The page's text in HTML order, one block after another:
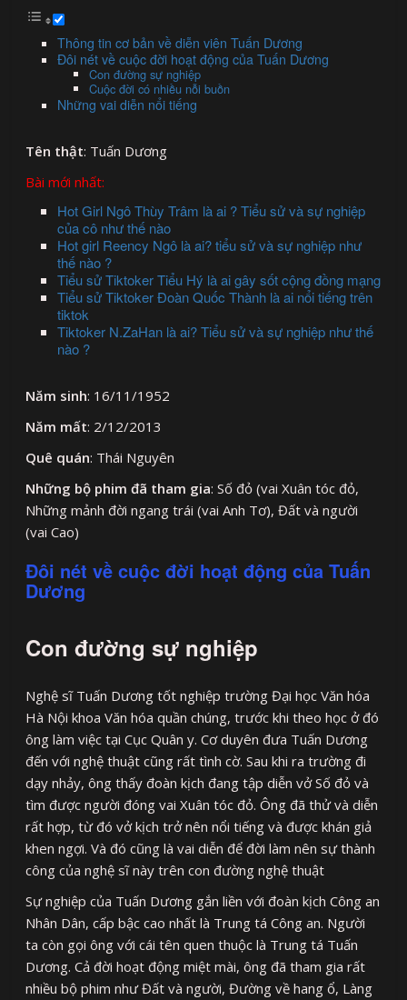
Thông tin cơ bản về diễn viên Tuấn Dương
Đôi nét về cuộc đời hoạt động của Tuấn Dương
Con đường sự nghiệp
Cuộc đời có nhiều nỗi buồn
Những vai diễn nổi tiếng
Tên thật: Tuấn Dương
Bài mới nhất:
Hot Girl Ngô Thùy Trâm là ai ? Tiểu sử và sự nghiệp
của cô như thế nào
Hot girl Reency Ngô là ai? tiểu sử và sự nghiệp như
thế nào ?
Tiểu sử Tiktoker Tiểu Hý là ai gây sốt cộng đồng mạng
Tiểu sử Tiktoker Đoàn Quốc Thành là ai nổi tiếng trên
tiktok
Tiktoker N.ZaHan là ai? Tiểu sử và sự nghiệp như thế
nào ?
Năm sinh: 16/11/1952
Năm mất: 2/12/2013
Quê quán: Thái Nguyên
Những bộ phim đã tham gia: Số đỏ (vai Xuân tóc đỏ,
Những mảnh đời ngang trái (vai Anh Tơ), Đất và người
(vai Cao)
Đôi nét về cuộc đời hoạt động của Tuấn
Dương
Con đường sự nghiệp
Nghệ sĩ Tuấn Dương tốt nghiệp trường Đại học Văn hóa
Hà Nội khoa Văn hóa quần chúng, trước khi theo học ở đó
ông làm việc tại Cục Quân y. Cơ duyên đưa Tuấn Dương
đến với nghệ thuật cũng rất tình cờ. Sau khi ra trường đi
dạy nhảy, ông thấy đoàn kịch đang tập diễn vở Số đỏ và
tìm được người đóng vai Xuân tóc đỏ. Ông đã thử và diễn
rất hợp, từ đó vở kịch trở nên nổi tiếng và được khán giả
khen ngợi. Và đó cũng là vai diễn để đời làm nên sự thành
công của nghệ sĩ này trên con đường nghệ thuật
Sự nghiệp của Tuấn Dương gắn liền với đoàn kịch Công an
Nhân Dân, cấp bậc cao nhất là Trung tá Công an. Người
ta còn gọi ông với cái tên quen thuộc là Trung tá Tuấn
Dương. Cả đời hoạt động miệt mài, ông đã tham gia rất
nhiều bộ phim như Đất và người, Đường về hang ổ, Làng